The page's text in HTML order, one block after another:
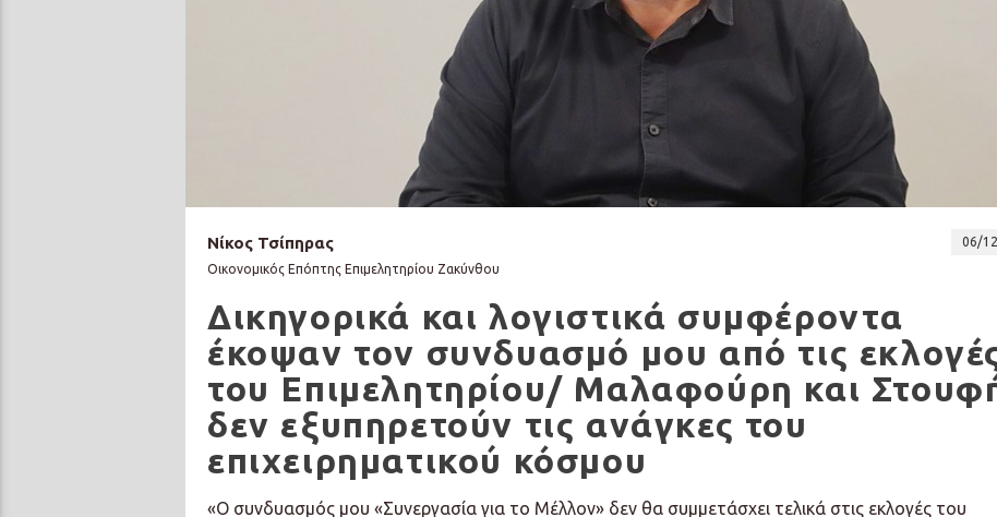
Νίκος Τσίπηρας
06/
Οικονομικός Επόπτης Επιμελητηρίου Ζακύνθου
Δικηγορικά και λογιστικά συμφέροντα
έκοψαν τον συνδυασμό μου από τις
του Επιμελητηρίου/ Μαλαφούρη και
δεν εξυπηρετούν τις ανάγκες του
επιχειρηματικού κόσμου
«Ο συνδυασμός μου «Συνεργασία για το Μέλλον» δεν θα συμμετάσχει τελικά στις εκλογές του